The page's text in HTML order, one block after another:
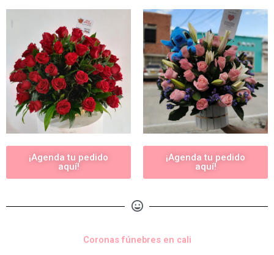
¡Agenda tu pedido
aquí!
¡Agenda tu pedido
aquí!
Coronas fúnebres en cali